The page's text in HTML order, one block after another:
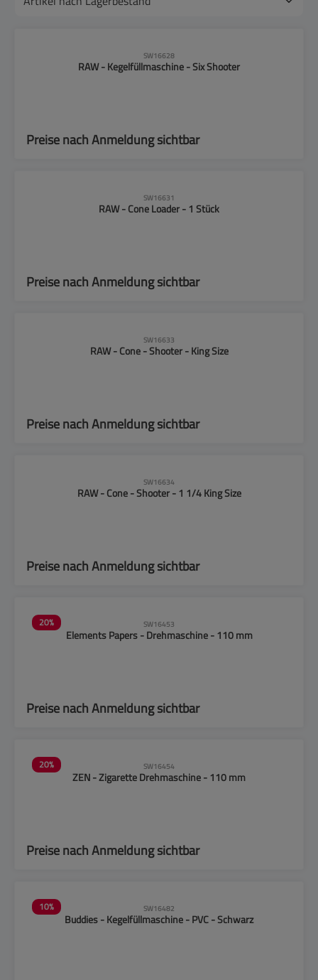
SW16628
RAW - Kegelfüllmaschine - Six Shooter
Preise nach Anmeldung sichtbar
SW16631
RAW - Cone Loader - 1 Stück
Preise nach Anmeldung sichtbar
SW16633
RAW - Cone - Shooter - King Size
Preise nach Anmeldung sichtbar
SW16634
RAW - Cone - Shooter - 1 1/4 King Size
Preise nach Anmeldung sichtbar
20% SW16453
Elements Papers - Drehmaschine - 110 mm
Preise nach Anmeldung sichtbar
20% SW16454
ZEN - Zigarette Drehmaschine - 110 mm
Preise nach Anmeldung sichtbar
10% SW16482
Buddies - Kegelfüllmaschine - PVC - Schwarz